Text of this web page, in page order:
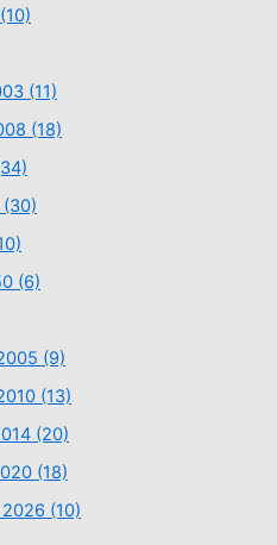
(10)
(11)
(18)
(30)
(6)
(9)
(13)
(20)
(18)
2026 (10)